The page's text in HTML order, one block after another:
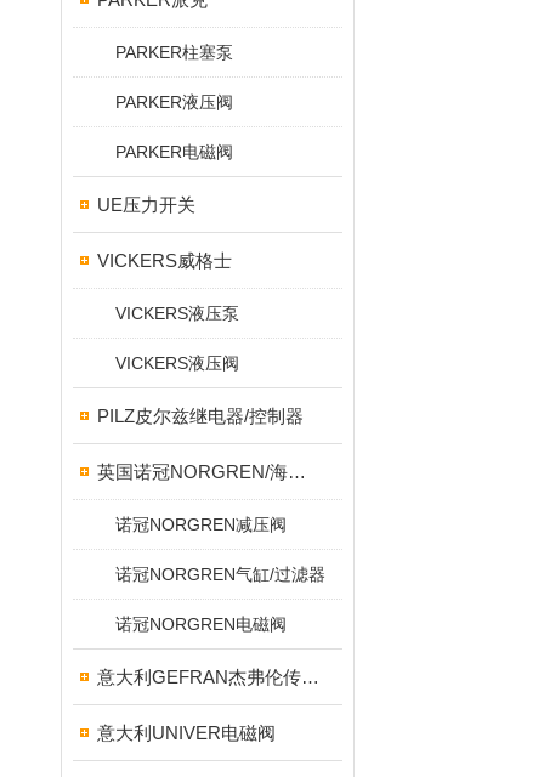
PARKER柱塞泵
PARKER液压阀
PARKER电磁阀
UE压力开关
VICKERS威格士
VICKERS液压泵
VICKERS液压阀
PILZ皮尔兹继电器/控制器
英国诺冠NORGREN/海隆HERION/宝硕BUSCHJOST
诺冠NORGREN减压阀
诺冠NORGREN气缸/过滤器
诺冠NORGREN电磁阀
意大利GEFRAN杰弗伦传感器
意大利UNIVER电磁阀